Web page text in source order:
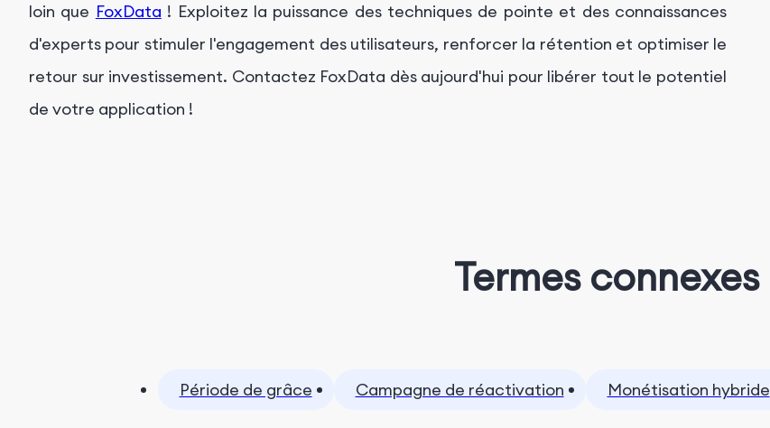
loin que FoxData ! Exploitez la puissance des techniques de pointe et des connaissances
d'experts pour stimuler l'engagement des utilisateurs, renforcer la rétention et optimiser le
retour sur investissement. Contactez FoxData dès aujourd'hui pour libérer tout le potentiel
de votre application !
Termes connexes
Période de grâce Campagne de réactivation Monétisation hybride